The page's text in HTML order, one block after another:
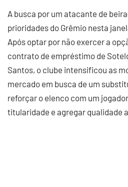
A busca por um atacante de
prioridades do Grêmio nesta
Após optar por não exercer a
contrato de empréstimo de
Santos, o clube intensificou as
mercado em busca de um
reforçar o elenco com um
titularidade e agregar qualidade